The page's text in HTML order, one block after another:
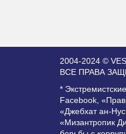
2004-2024 ©
ВСЕ ПРАВА
*
Facebook,
«Джебхат ан-
«Мизантропик